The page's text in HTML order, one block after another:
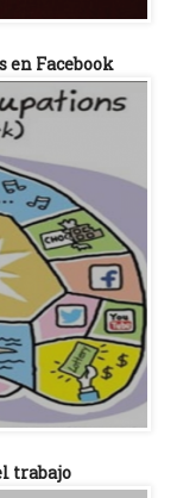
en Facebook
trabajo